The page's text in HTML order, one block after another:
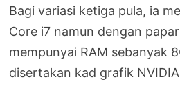
Bagi variasi ketiga pula, ia
Core i7 namun dengan
mempunyai RAM sebanyak
disertakan kad grafik